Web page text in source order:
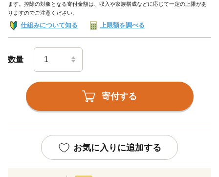
ます。控除の対象となる寄付金額は、収入や家族構成などに応じて一定の上限があ
りますのでご注意ください。
仕組みについて知る 上限額を調べる
数量
寄付する
お気に入りに追加する